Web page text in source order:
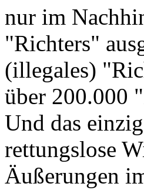
nur im
"Richters"
(illegales)
über 200.000
Und das
rettungslose
Äußerungen